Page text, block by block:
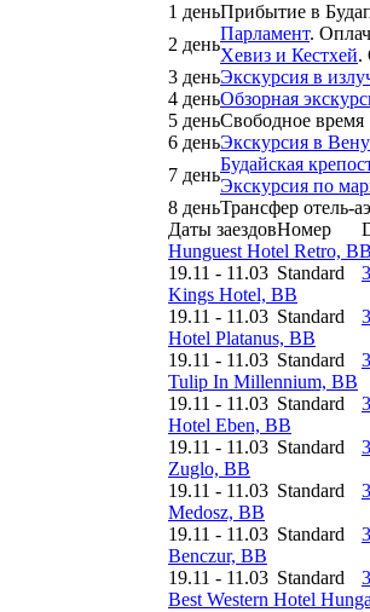
1 деньПрибытие в
2 день
Парламент.
Хевиз и Кестхей.
3 деньЭкскурсия в
4 деньОбзорная
5 деньСвободное время
6 деньЭкскурсия в
7 день
Будайская
Экскурсия по
8 деньТрансфер отель-
Даты заездовНомер
Hunguest Hotel Retro, BB
19.11 - 11.03 Standard
Kings Hotel, BB
19.11 - 11.03 Standard
Hotel Platanus, BB
19.11 - 11.03 Standard
Tulip In Millennium, BB
19.11 - 11.03 Standard
Hotel Eben, BB
19.11 - 11.03 Standard
Zuglo, BB
19.11 - 11.03 Standard
Medosz, BB
19.11 - 11.03 Standard
Benczur, BB
19.11 - 11.03 Standard
Best Western Hotel